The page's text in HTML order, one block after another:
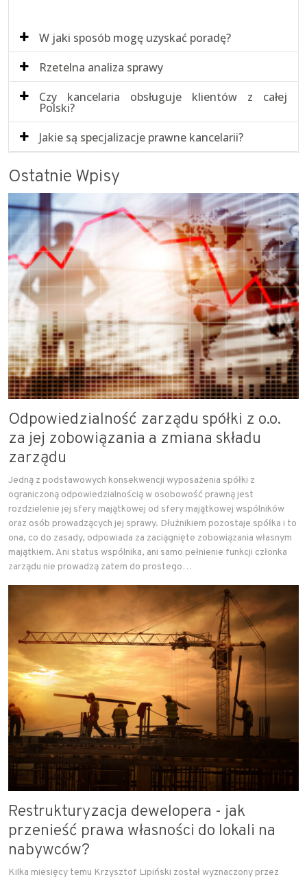
W jaki sposób mogę uzyskać poradę?
Rzetelna analiza sprawy
Czy kancelaria obsługuje klientów z całej
Polski?
Jakie są specjalizacje prawne kancelarii?
Ostatnie Wpisy
Odpowiedzialność zarządu spółki z o.o.
za jej zobowiązania a zmiana składu
zarządu
Jedną z podstawowych konsekwencji wyposażenia spółki z
ograniczoną odpowiedzialnością w osobowość prawną jest
rozdzielenie jej sfery majątkowej od sfery majątkowej wspólników
oraz osób prowadzących jej sprawy. Dłużnikiem pozostaje spółka i to
ona, co do zasady, odpowiada za zaciągnięte zobowiązania własnym
majątkiem. Ani status wspólnika, ani samo pełnienie funkcji członka
zarządu nie prowadzą zatem do prostego…
Restrukturyzacja dewelopera - jak
przenieść prawa własności do lokali na
nabywców?
Kilka miesięcy temu Krzysztof Lipiński został wyznaczony przez